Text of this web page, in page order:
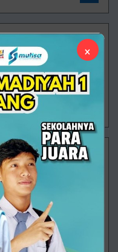
terbaru 2024 di
terbaik di
Dilihat 692 kali
1
tindakan. Orang
kesalahan,
Dilihat 852 kali
×